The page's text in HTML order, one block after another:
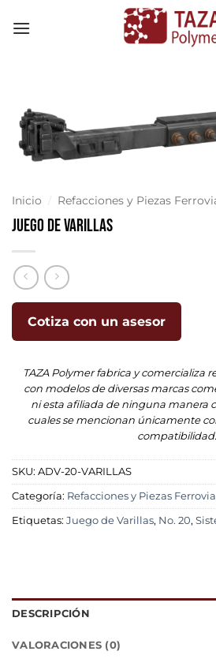
Inicio Refacciones y Piezas
Juego de Varillas
Cotiza con un asesor
TAZA Polymer fabrica y comercializa
con modelos de diversas marcas
ni esta afiliada de ninguna manera
cuales se mencionan únicamente
compatibilidad.
SKU: ADV-20-VARILLAS
Categoría: Refacciones y Piezas
Etiquetas: Juego de Varillas, No. 20,
DESCRIPCIÓN
VALORACIONES (0)